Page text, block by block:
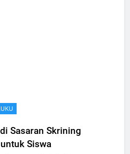
Sasaran Skrining
Siswa